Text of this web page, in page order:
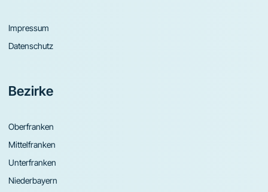
Impressum
Datenschutz
Bezirke
Oberfranken
Mittelfranken
Unterfranken
Niederbayern